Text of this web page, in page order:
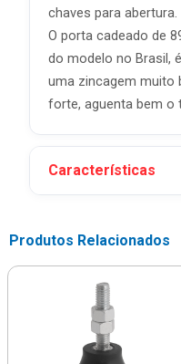
chaves para abertura.
O porta cadeado de
do modelo no Brasil,
uma zincagem muito
forte, aguenta bem o
Características
Produtos Relacionados